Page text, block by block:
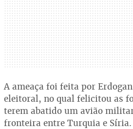
A ameaça foi feita por
eleitoral, no qual felicitou as
terem abatido um avião
fronteira entre Turquia e Síria.